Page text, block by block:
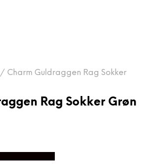
/ Charm Guldraggen Rag Sokker
Rag Sokker Grøn